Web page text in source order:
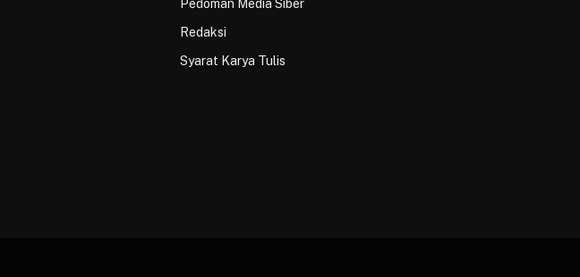
Pedoman Media Siber
Redaksi
Syarat Karya Tulis